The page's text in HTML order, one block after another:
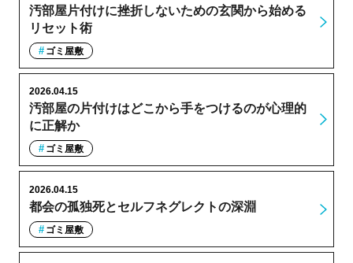
汚部屋片付けに挫折しないための玄関から始める
リセット術
ゴミ屋敷
汚部屋の片付けはどこから手をつけるのが心理的
に正解か
2026.04.15
ゴミ屋敷
都会の孤独死とセルフネグレクトの深淵
2026.04.15
ゴミ屋敷